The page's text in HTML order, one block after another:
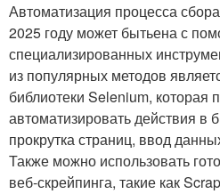
Автоматизация процесса
2025 году может бытьена с
специализированных
из популярных методов
библиотеки Selenium, которая
автоматизировать действия в
прокрутка страниц, ввод
Также можно использовать
веб-скрейпинга, такие как